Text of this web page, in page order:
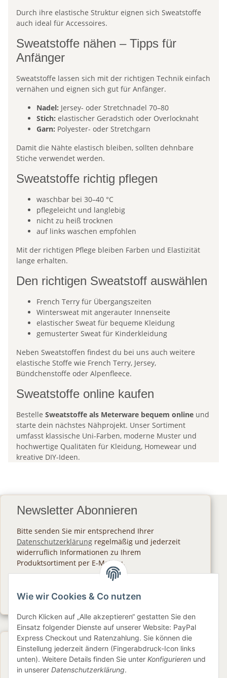
Durch ihre elastische Struktur eignen sich Sweatstoffe
auch ideal für Accessoires.
Sweatstoffe nähen – Tipps für
Anfänger
Sweatstoffe lassen sich mit der richtigen Technik einfach
vernähen und eignen sich gut für Anfänger.
Nadel: Jersey- oder Stretchnadel 70–80
Stich: elastischer Geradstich oder Overlocknaht
Garn: Polyester- oder Stretchgarn
Damit die Nähte elastisch bleiben, sollten dehnbare
Stiche verwendet werden.
Sweatstoffe richtig pflegen
waschbar bei 30–40 °C
pflegeleicht und langlebig
nicht zu heiß trocknen
auf links waschen empfohlen
Mit der richtigen Pflege bleiben Farben und Elastizität
lange erhalten.
Den richtigen Sweatstoff auswählen
French Terry für Übergangszeiten
Wintersweat mit angerauter Innenseite
elastischer Sweat für bequeme Kleidung
gemusterter Sweat für Kinderkleidung
Neben Sweatstoffen findest du bei uns auch weitere
elastische Stoffe wie French Terry, Jersey,
Bündchenstoffe oder Alpenfleece.
Sweatstoffe online kaufen
Bestelle Sweatstoffe als Meterware bequem online und
starte dein nächstes Nähprojekt. Unser Sortiment
umfasst klassische Uni-Farben, moderne Muster und
hochwertige Qualitäten für Kleidung, Homewear und
kreative DIY-Ideen.
Newsletter Abonnieren
Bitte senden Sie mir entsprechend Ihrer
Datenschutzerklärung regelmäßig und jederzeit
widerruflich Informationen zu Ihrem
Produktsortiment per E-Mail zu.
Newsletter Abonnieren
Gesetzliche Informationen
Informationen
Wie wir Cookies & Co nutzen
Durch Klicken auf „Alle akzeptieren“ gestatten Sie den
Einsatz folgender Dienste auf unserer Website: PayPal
Express Checkout und Ratenzahlung. Sie können die
Einstellung jederzeit ändern (Fingerabdruck-Icon links
unten). Weitere Details finden Sie unter Konfigurieren und
in unserer Datenschutzerklärung.